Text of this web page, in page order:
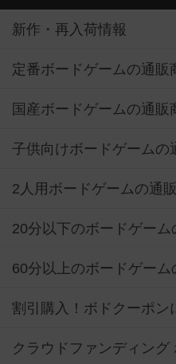
新作・再入荷情報
定番ボードゲームの通販
国産ボードゲームの通販
子供向けボードゲームの
2人用ボードゲームの通
20分以下のボードゲーム
60分以上のボードゲーム
割引購入！ボドクーポン
クラウドファンディング